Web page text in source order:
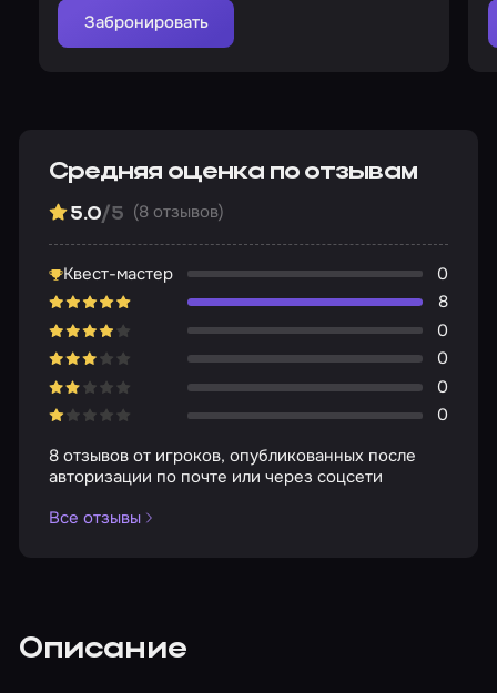
Забронировать
Средняя оценка по отзывам
5.0/5 (8 отзывов)
Квест-мастер
0
8
0
0
0
0
8 отзывов от игроков, опубликованных после
авторизации по почте или через соцсети
Все отзывы
Описание